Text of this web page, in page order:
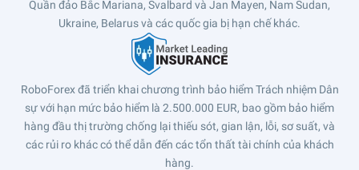
Quần đảo Bắc Mariana, Svalbard và Jan Mayen, Nam Sudan,
Ukraine, Belarus và các quốc gia bị hạn chế khác.
RoboForex đã triển khai chương trình bảo hiểm Trách nhiệm Dân
sự với hạn mức bảo hiểm là 2.500.000 EUR, bao gồm bảo hiểm
hàng đầu thị trường chống lại thiếu sót, gian lận, lỗi, sơ suất, và
các rủi ro khác có thể dẫn đến các tổn thất tài chính của khách
hàng.